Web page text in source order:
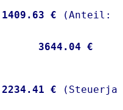
1409.63 €
3644.04 €
2234.41 €